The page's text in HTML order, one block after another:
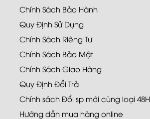
Chính Sách Bảo Hành
Quy Định Sử Dụng
Chính Sách Riêng Tư
Chính Sách Bảo Mật
Chính Sách Giao Hàng
Quy Định Đổi Trả
Chính sách Đổi sp mới cùng loại 48H
Hướng dẫn mua hàng online